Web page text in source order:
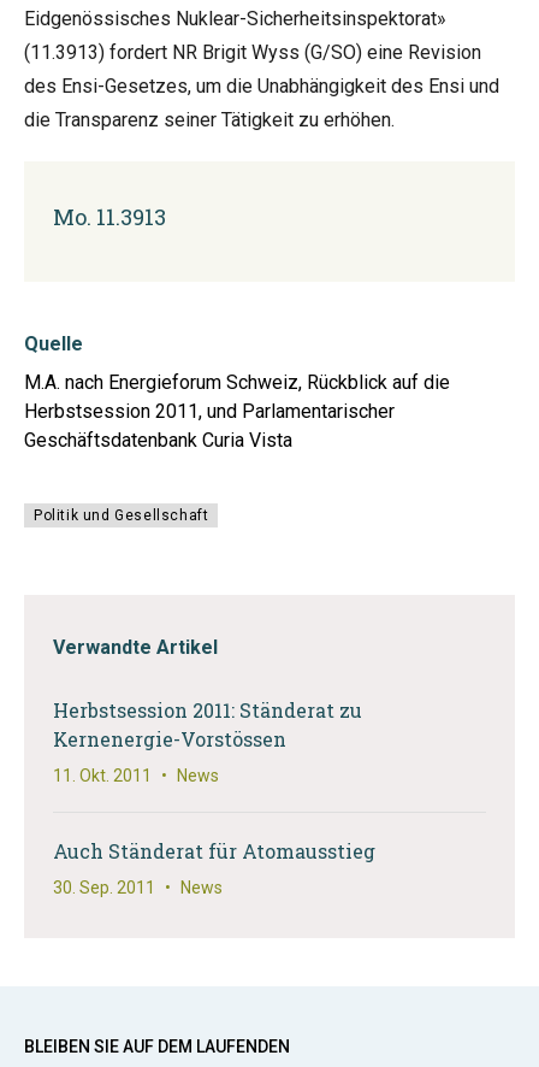
Eidgenössisches Nuklear-Sicherheitsinspektorat»
(11.3913) fordert NR Brigit Wyss (G/SO) eine Revision
des Ensi-Gesetzes, um die Unabhängigkeit des Ensi und
die Transparenz seiner Tätigkeit zu erhöhen.
Mo. 11.3913
Quelle
M.A. nach Energieforum Schweiz, Rückblick auf die
Herbstsession 2011, und Parlamentarischer
Geschäftsdatenbank Curia Vista
Politik und Gesellschaft
Verwandte Artikel
Herbstsession 2011: Ständerat zu
Kernenergie-Vorstössen
11. Okt. 2011 • News
Auch Ständerat für Atomausstieg
30. Sep. 2011 • News
BLEIBEN SIE AUF DEM LAUFENDEN